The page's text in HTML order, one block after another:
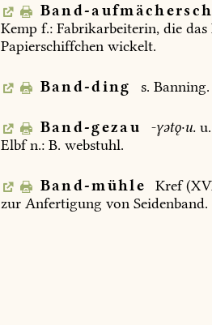
Band-
Kemp f.: Fabrikarbeiterin, die das
Papierschiffchen wickelt.
Band-ding s. Banning.
Band-gezau -γətǫ·u.u.
Elbfn.: B. webstuhl.
Band-mühle Kref
zur Anfertigung von Seidenband.